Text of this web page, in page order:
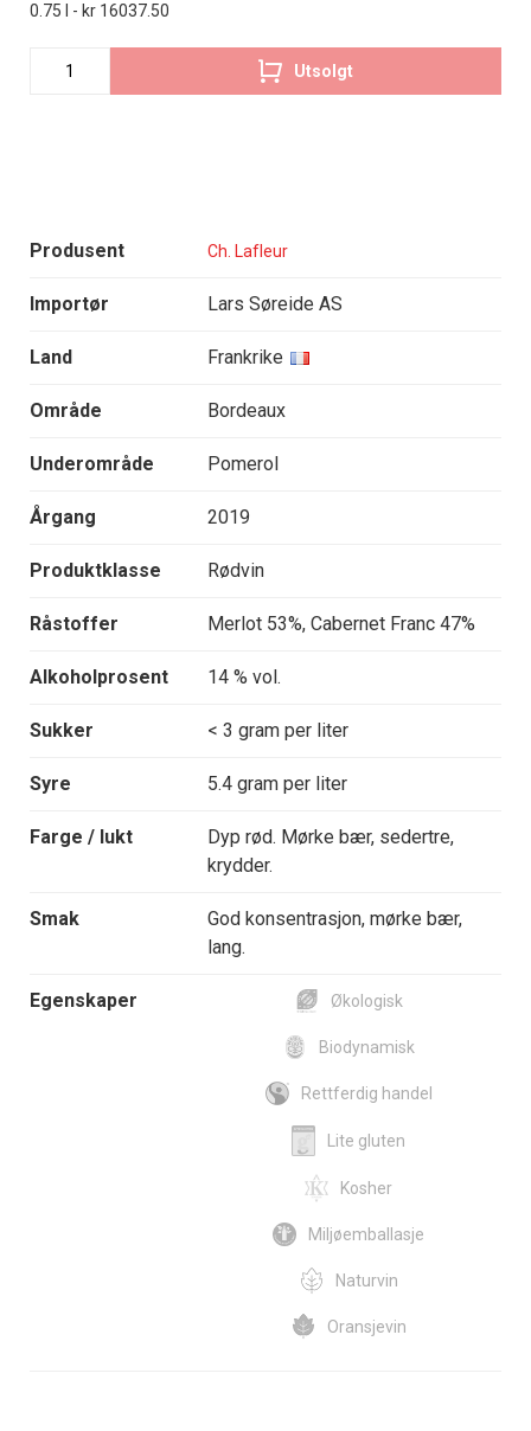
Produsent Ch. Lafleur
Importør Lars Søreide AS
Land Frankrike
Område Bordeaux
Underområde Pomerol
Årgang 2019
Produktklasse Rødvin
Råstoffer Merlot 53%, Cabernet Franc 47%
Alkoholprosent 14 % vol.
Sukker < 3 gram per liter
Syre 5.4 gram per liter
Farge / lukt
Dyp rød. Mørke bær, sedertre,
krydder.
Smak
God konsentrasjon, mørke bær,
lang.
Egenskaper Økologisk
Biodynamisk
Rettferdig handel
Lite gluten
Kosher
Miljøemballasje
Naturvin
Oransjevin
0.75 l - kr 16037.50
Utsolgt